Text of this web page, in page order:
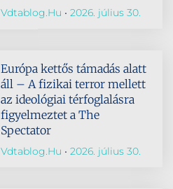
Vdtablog.hu 2026. július 30.
Európa kettős támadás alatt
áll – A fizikai terror mellett
az ideológiai térfoglalásra
figyelmeztet a The
Spectator
Vdtablog.hu 2026. július 30.